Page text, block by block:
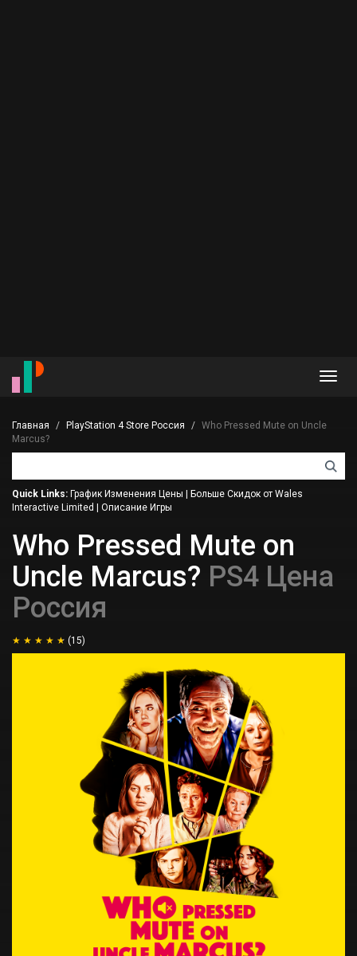
Главная PlayStation 4 Store Россия
Who Pressed Mute on Uncle
Marcus?
Quick Links: График Изменения Цены
Больше Скидок от Wales
Interactive Limited
Описание Игры
Who Pressed Mute on
Uncle Marcus? PS4 Цена
Россия
(15)